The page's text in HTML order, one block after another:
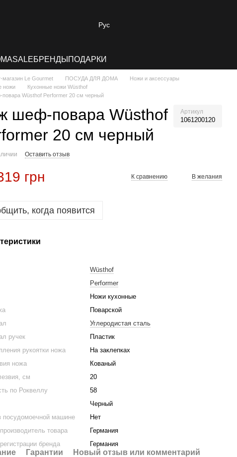
Рус
SALEБРЕНДЫ ПОДАРКИ
магазин Le Gourmet ПОСУДА ДЛЯ ДОМА
Ножи и аксессуары
ножи
Кухонные ножи Wüsthof
Wüsthof Performer 20 см черный
шеф-повара Wüsthof
20 см черный
Артикул
1061200120
Оставить отзыв
грн К сравнению В желания
когда появится
Wüsthof
Performer
Ножи кухонные
Поварской
Углеродистая сталь
ручек
Пластик
рукоятки ножа
На заклепках
ножа
Кованый
см
20
по Роквеллу
58
Черный
посудомоечной машине
Нет
товара
Германия
бренда
Германия
Гарантии Новый отзыв или комментарий